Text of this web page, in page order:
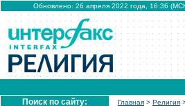
Обновлено: 26 апреля 2022 года, 16:36
Поиск по сайту: Главная > Религия